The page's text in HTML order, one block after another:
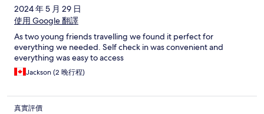
2024 年 5 月 29 日
使用 Google 翻譯
As two young friends travelling we found it perfect for
everything we needed. Self check in was convenient and
everything was easy to access
Jackson (2 晚行程)
真實評價